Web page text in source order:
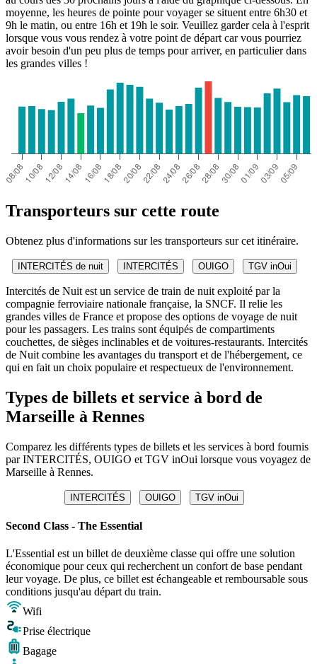
moyenne, les heures de pointe pour voyager se situent entre 6h30 et
9h le matin, ou entre 16h et 19h le soir. Veuillez garder cela à l'esprit
lorsque vous vous rendez à votre point de départ car vous pourriez
avoir besoin d'un peu plus de temps pour arriver, en particulier dans
les grandes villes !
Transporteurs sur cette route
Obtenez plus d'informations sur les transporteurs sur cet itinéraire.
INTERCITÉS de nuit INTERCITÉS OUIGO TGV inOui
Intercités de Nuit est un service de train de nuit exploité par la
compagnie ferroviaire nationale française, la SNCF. Il relie les
grandes villes de France et propose des options de voyage de nuit
pour les passagers. Les trains sont équipés de compartiments
couchettes, de sièges inclinables et de voitures-restaurants. Intercités
de Nuit combine les avantages du transport et de l'hébergement, ce
qui en fait un choix populaire et respectueux de l'environnement.
Types de billets et service à bord de
Marseille à Rennes
Comparez les différents types de billets et les services à bord fournis
par INTERCITÉS, OUIGO et TGV inOui lorsque vous voyagez de
Marseille à Rennes.
INTERCITÉS OUIGO TGV inOui
Second Class - The Essential
L'Essential est un billet de deuxième classe qui offre une solution
économique pour ceux qui recherchent un confort de base pendant
leur voyage. De plus, ce billet est échangeable et remboursable sous
conditions jusqu'au départ du train.
Wifi
Prise électrique
Bagage